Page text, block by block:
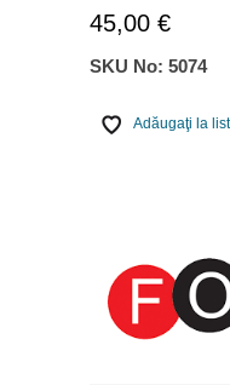
45,00 €
SKU No: 5074
Adăugaţi la